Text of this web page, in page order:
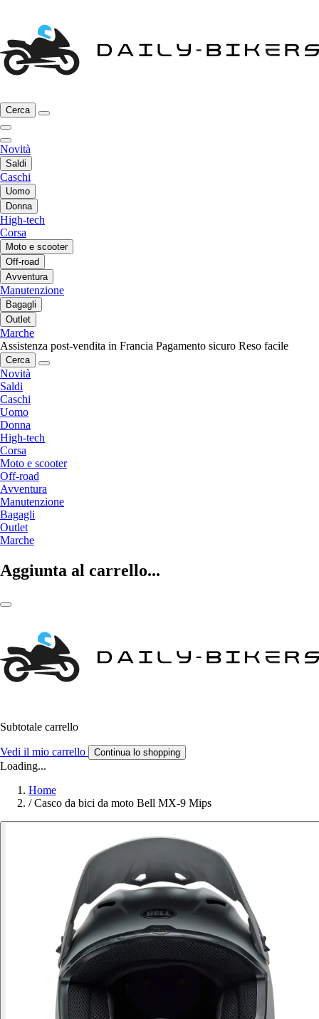
Cerca
Novità
Saldi
Caschi
Uomo
Donna
High-tech
Corsa
Moto e scooter
Off-road
Avventura
Manutenzione
Bagagli
Outlet
Marche
Assistenza post-vendita in Francia Pagamento sicuro Reso facile
Cerca
Novità
Saldi
Caschi
Uomo
Donna
High-tech
Corsa
Moto e scooter
Off-road
Avventura
Manutenzione
Bagagli
Outlet
Marche
Aggiunta al carrello...
Subtotale carrello
Vedi il mio carrello Continua lo shopping
Loading...
Home
/ Casco da bici da moto Bell MX-9 Mips